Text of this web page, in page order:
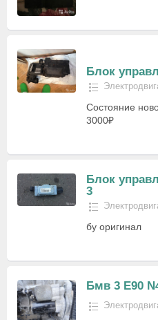
Блок
Состояние
3000₽
Блок
3
бу оригинал
Бмв 3 Е90